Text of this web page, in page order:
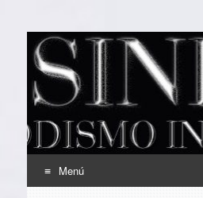
EL
Periodismo Inteligente
Menú